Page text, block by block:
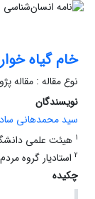
خام گیاه
نوع مقاله : مقاله
نویسندگان
سید محمدهانی
1 هیئت علمی
2 استادیار گروه
چکیده